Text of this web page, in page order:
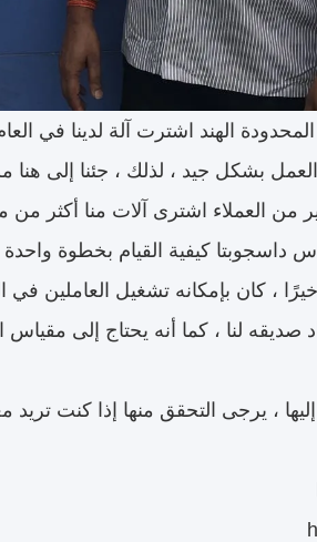
المحدودة الهند اشترت آلة لدينا في
بشكل جيد ، لذلك ، جئنا إلى هنا
من العملاء اشترى آلات منا أكثر من
داسجوبتا كيفية القيام بخطوة واحدة
، كان بإمكانه تشغيل العاملين في
لنا ، كما أنه يحتاج إلى
، يرجى التحقق منها إذا كنت